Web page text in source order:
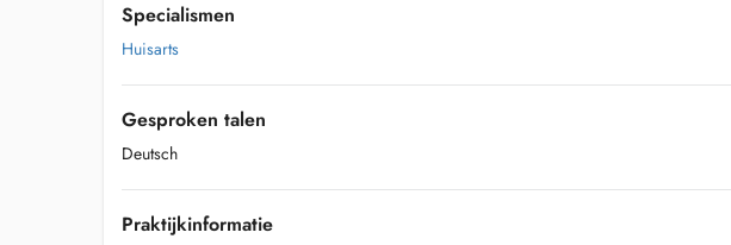
Specialismen
Huisarts
Gesproken talen
Deutsch
Praktijkinformatie